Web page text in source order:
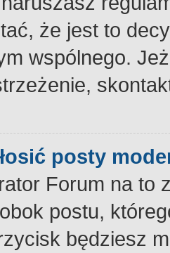
że jest to
wspólnego.
posty
Forum na to
postu,
będziesz